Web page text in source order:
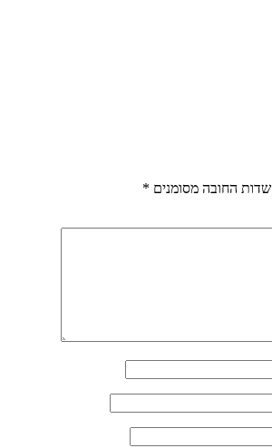
שדות החובה מסומנים *